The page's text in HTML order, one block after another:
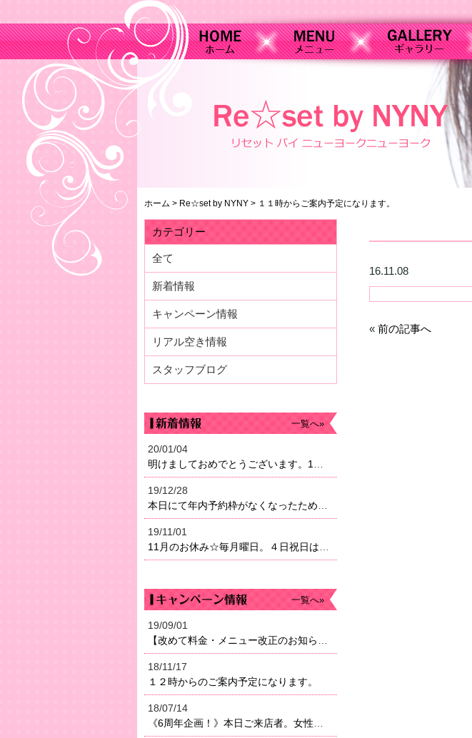
ホーム > Re☆set by NYNY > １１時からご案内予定になります。
16.11.08
« 前の記事へ
カテゴリー
全て
新着情報
キャンペーン情報
リアル空き情報
スタッフブログ
一覧へ»
20/01/04
19/12/28
19/11/01
一覧へ»
19/09/01
18/11/17
１２時からのご案内予定になります。
18/07/14